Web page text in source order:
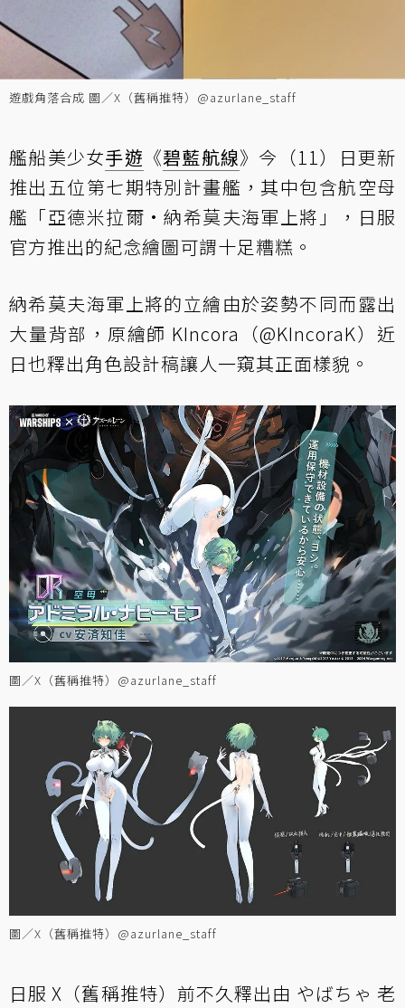
遊戲角落合成 圖／X（舊稱推特）@azurlane_staff
艦船美少女手遊 《碧藍航線》今（11）日更新
推出五位第七期特別計畫艦，其中包含航空母
艦「亞德米拉爾·納希莫夫海軍上將」，日服
官方推出的紀念繪圖可謂十足糟糕。
納希莫夫海軍上將的立繪由於姿勢不同而露出
大量背部，原繪師 KIncora（@KIncoraK）近
日也釋出角色設計稿讓人一窺其正面樣貌。
圖／X（舊稱推特）@azurlane_staff
圖／X（舊稱推特）@azurlane_staff
日服 X（舊稱推特）前不久釋出由 やばちゃ 老